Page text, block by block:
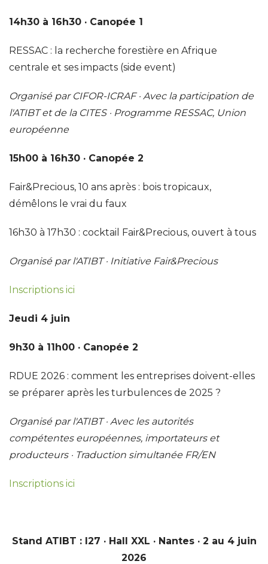
14h30 à 16h30 · Canopée 1
RESSAC : la recherche forestière en Afrique
centrale et ses impacts (side event)
Organisé par CIFOR-ICRAF · Avec la participation de
l'ATIBT et de la CITES · Programme RESSAC, Union
européenne
15h00 à 16h30 · Canopée 2
Fair&Precious, 10 ans après : bois tropicaux,
démêlons le vrai du faux
16h30 à 17h30 : cocktail Fair&Precious, ouvert à tous
Organisé par l'ATIBT · Initiative Fair&Precious
Inscriptions ici
Jeudi 4 juin
9h30 à 11h00 · Canopée 2
RDUE 2026 : comment les entreprises doivent-elles
se préparer après les turbulences de 2025 ?
Organisé par l'ATIBT · Avec les autorités
compétentes européennes, importateurs et
producteurs · Traduction simultanée FR/EN
Inscriptions ici
Stand ATIBT : I27 · Hall XXL · Nantes · 2 au 4 juin
2026